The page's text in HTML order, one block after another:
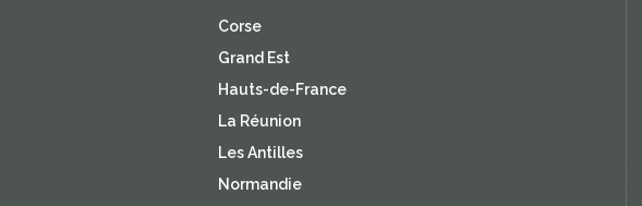
Corse
Grand Est
Hauts-de-France
La Réunion
Les Antilles
Normandie